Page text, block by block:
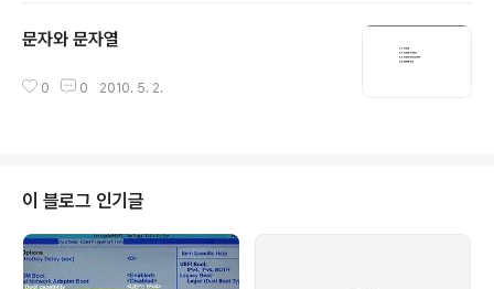
문자와 문자열
0 0 2010. 5. 2.
이 블로그 인기글